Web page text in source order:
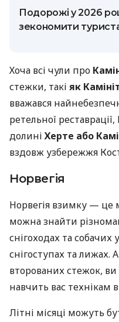
Подорожі у 2026
зекономити
Хоча всі чули про
стежки, такі як
вважався
ретельної
долиніХерте або
вздовж узбережжя
Норвегія
Норвегія взимку — це
можна знайти
снігоходах та
снігоступах та лижах.
второваних стежок,
навчить вас технікам
Літні місяці можуть